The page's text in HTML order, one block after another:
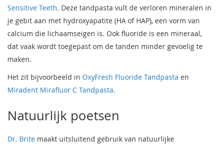
Sensitive Teeth. Deze tandpasta vult de verloren mineralen in
je gebit aan met hydroxyapatite (HA of HAP), een vorm van
calcium die lichaamseigen is. Ook fluoride is een mineraal,
dat vaak wordt toegepast om de tanden minder gevoelig te
maken.
Het zit bijvoorbeeld in OxyFresh Fluoride Tandpasta en
Miradent Mirafluor C Tandpasta.
Natuurlijk poetsen
Dr. Brite maakt uitsluitend gebruik van natuurlijke